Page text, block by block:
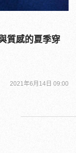
質感的夏季穿
2021年6月14日 09:00